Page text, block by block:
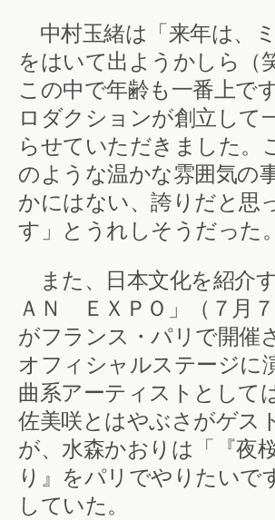
中村玉緒は「来年は、
をはいて出ようかしら（
この中で年齢も一番上で
ロダクションが創立して
らせていただきました。
のような温かな雰囲気の
かにはない、誇りだと思
す」とうれしそうだった。
また、日本文化を紹介
ＡＮ ＥＸＰＯ」（７月７
がフランス・パリで開催
オフィシャルステージに
曲系アーティストとして
佐美咲とはやぶさがゲス
が、水森かおりは「『夜
り』をパリでやりたいで
していた。